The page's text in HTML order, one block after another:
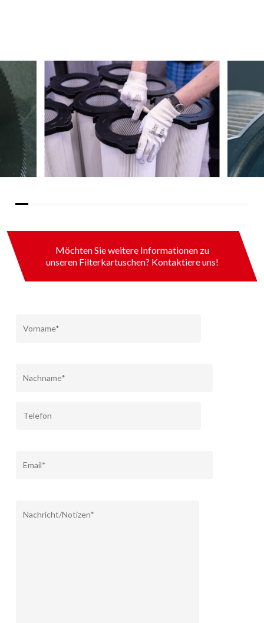
Möchten Sie weitere Informationen zu
unseren Filterkartuschen? Kontaktiere uns!